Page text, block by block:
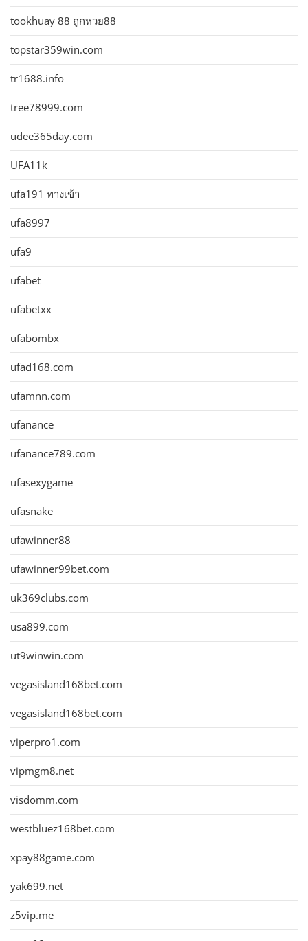
tookhuay 88 ถูกหวย88
topstar359win.com
tr1688.info
tree78999.com
udee365day.com
UFA11k
ufa191 ทางเข้า
ufa8997
ufa9
ufabet
ufabetxx
ufabombx
ufad168.com
ufamnn.com
ufanance
ufanance789.com
ufasexygame
ufasnake
ufawinner88
ufawinner99bet.com
uk369clubs.com
usa899.com
ut9winwin.com
vegasisland168bet.com
vegasisland168bet.com
viperpro1.com
vipmgm8.net
visdomm.com
westbluez168bet.com
xpay88game.com
yak699.net
z5vip.me